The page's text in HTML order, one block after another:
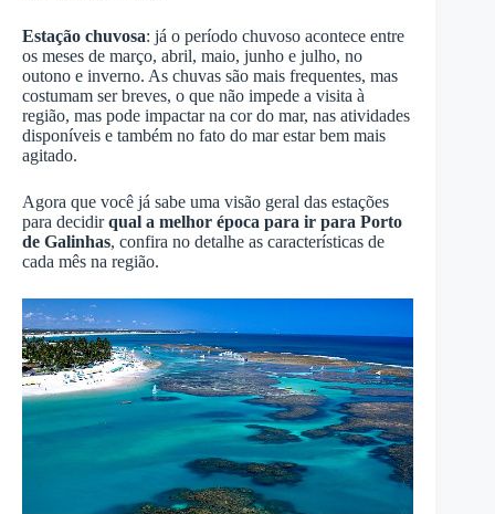
Estação chuvosa: já o período chuvoso acontece entre
os meses de março, abril, maio, junho e julho, no
outono e inverno. As chuvas são mais frequentes, mas
costumam ser breves, o que não impede a visita à
região, mas pode impactar na cor do mar, nas atividades
disponíveis e também no fato do mar estar bem mais
agitado.
Agora que você já sabe uma visão geral das estações
para decidirqual a melhor época para ir para Porto
de Galinhas, confira no detalhe as características de
cada mês na região.